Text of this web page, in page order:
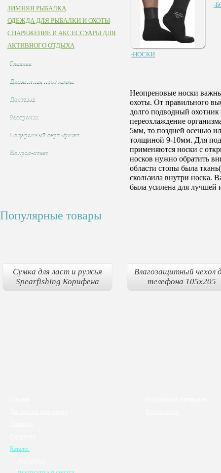
ЗИМНЯЯ РЫБАЛКА
ОДЕЖДА ДЛЯ РЫБАЛКИ И ОХОТЫ
СНАРЯЖЕНИЕ И АКСЕССУАРЫ ДЛЯ
АКТИВНОГО ОТДЫХА
Главная
Дисконтная программа
Доставка
Рассрочки
Подарочный сертификат
Вопрос-ответ
-НОСКИ
-
Неопреновые носки
охоты. От правильного
долго подводный охотник
переохлаждение
5мм, то поздней осенью
толщиной 9-10мм. Для
применяются носки с
носков нужно обратить
области стопы была
скользила внутри носка.
была усилена для лучшей
Популярные товары
Сумка для ласт и ружья
Spearfishing Корифена
Влагозащитный чехол
телефона 105х205
Каталог